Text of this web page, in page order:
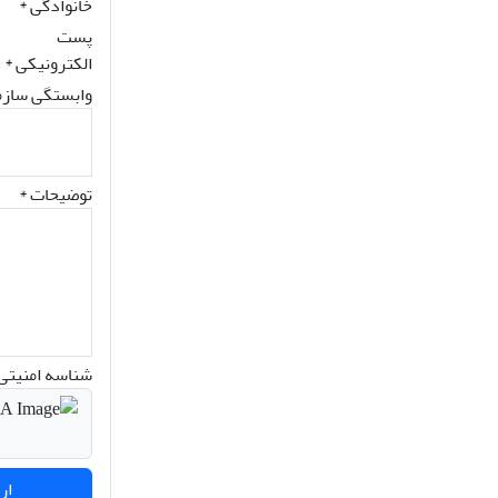
پست
الکترونیکی*
وابستگی
توضیحات *
شناسه